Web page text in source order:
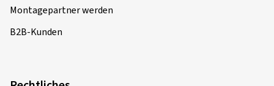
Montagepartner werden
B2B-Kunden